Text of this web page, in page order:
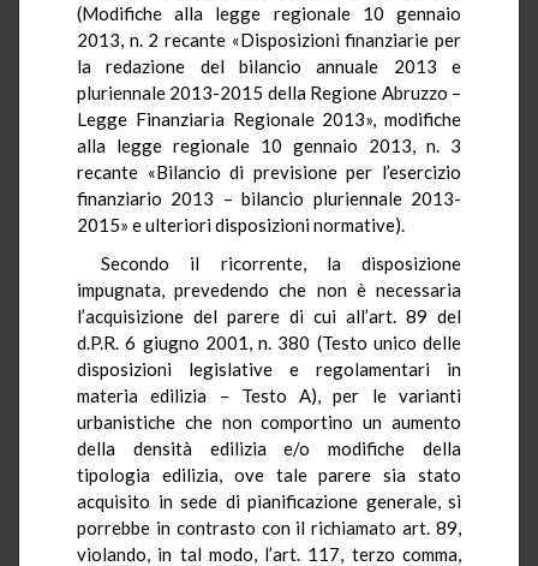
(Modifiche alla legge regionale 10 gennaio
2013, n. 2 recante «Disposizioni finanziarie per
la redazione del bilancio annuale 2013 e
pluriennale 2013-2015 della Regione Abruzzo –
Legge Finanziaria Regionale 2013», modifiche
alla legge regionale 10 gennaio 2013, n. 3
recante «Bilancio di previsione per l’esercizio
finanziario 2013 – bilancio pluriennale 2013-
2015» e ulteriori disposizioni normative).
Secondo il ricorrente, la disposizione
impugnata, prevedendo che non è necessaria
l’acquisizione del parere di cui all’art. 89 del
d.P.R. 6 giugno 2001, n. 380 (Testo unico delle
disposizioni legislative e regolamentari in
materia edilizia – Testo A), per le varianti
urbanistiche che non comportino un aumento
della densità edilizia e/o modifiche della
tipologia edilizia, ove tale parere sia stato
acquisito in sede di pianificazione generale, si
porrebbe in contrasto con il richiamato art. 89,
violando, in tal modo, l’art. 117, terzo comma,